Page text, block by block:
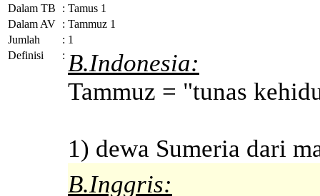
Dalam TB : Tamus 1
Dalam AV : Tammuz 1
Jumlah
: 1
Definisi
: B.Indonesia:
Tammuz = "tunas
1) dewa Sumeria dari
B.Inggris: